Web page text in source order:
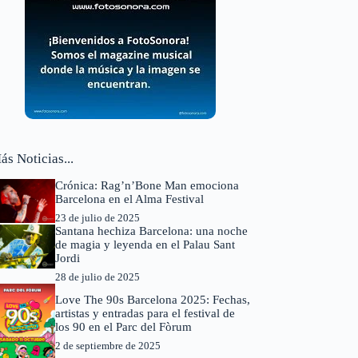
Noticias...
Crónica: Rag’n’Bone Man emociona
Barcelona en el Alma Festival
23 de julio de 2025
Santana hechiza Barcelona: una noche
de magia y leyenda en el Palau Sant
Jordi
28 de julio de 2025
Love The 90s Barcelona 2025: Fechas,
artistas y entradas para el festival de
los 90 en el Parc del Fòrum
2 de septiembre de 2025